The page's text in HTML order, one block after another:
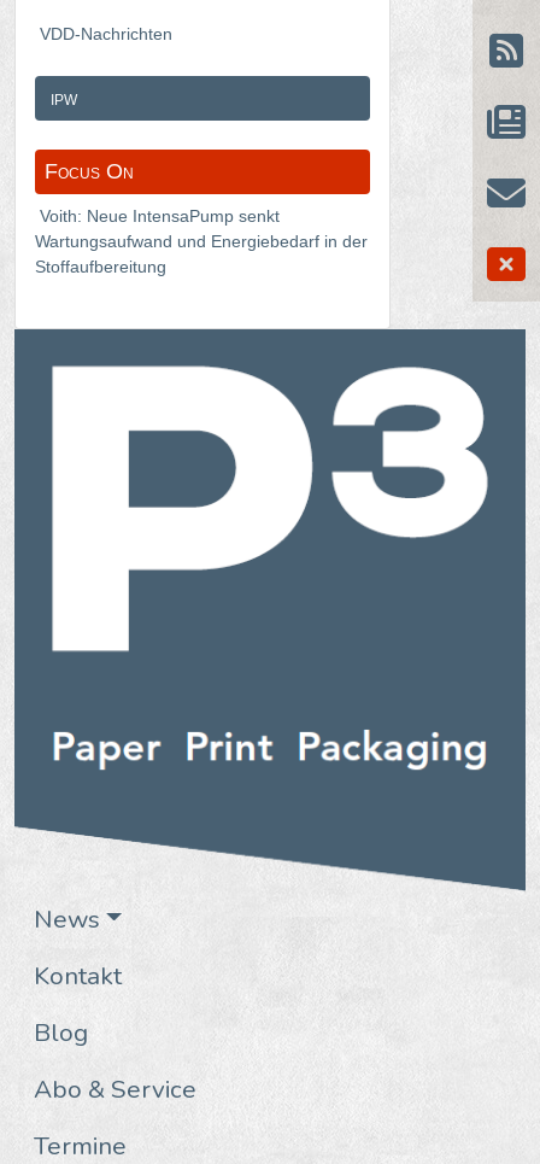
News
Kontakt
Blog
Abo & Service
Termine
VDD-Nachrichten
ipw
Focus On
Voith: Neue IntensaPump senkt
Wartungsaufwand und Energiebedarf in der
Stoffaufbereitung